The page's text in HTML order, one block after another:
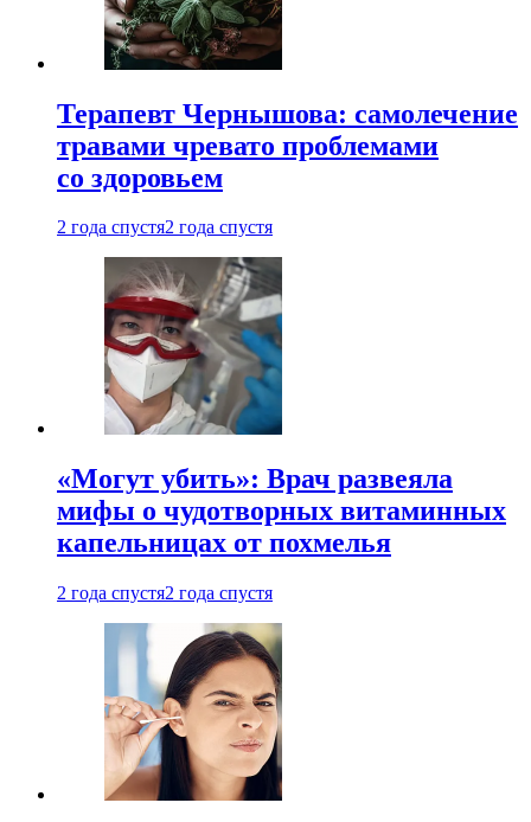
Терапевт Чернышова: самолечение
травами чревато проблемами
со здоровьем
2 года спустя2 года спустя
«Могут убить»: Врач развеяла
мифы о чудотворных витаминных
капельницах от похмелья
2 года спустя2 года спустя